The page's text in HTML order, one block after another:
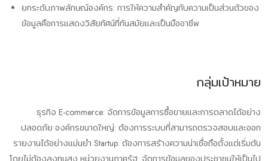
ยกระดับภาพลักษณ์องค์กร: การให้ความสำคัญกับความเป็นส่วนตัวของ
ข้อมูลคือการแสดงวิสัยทัศน์ที่ทันสมัยและเป็นมืออาชีพ
กลุ่มเป้าหมาย
ธุรกิจ E-commerce: จัดการข้อมูลการซื้อขายและการตลาดได้อย่าง
ปลอดภัย องค์กรขนาดใหญ่: ต้องการระบบที่สามารถตรวจสอบและออก
รายงานได้อย่างแม่นยำ Startup: ต้องการสร้างความน่าเชื่อถือตั้งแต่เริ่มต้น
โดยไม่ต้องลงทุนสูง หน่วยงานภาครัฐ: จัดการข้อมูลของประชาชนให้เป็นไป